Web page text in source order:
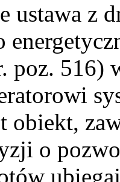
ustawa z
poz. 516)
obiekt,
o